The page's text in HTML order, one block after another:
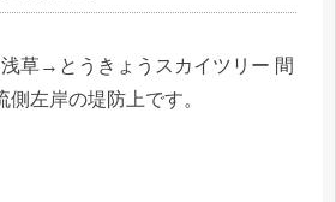
草→とうきょうスカイツリー 間
左岸の堤防上です。